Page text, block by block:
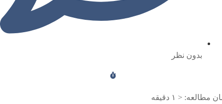
بدون نظر
مطالعه: < ۱ دقیقه